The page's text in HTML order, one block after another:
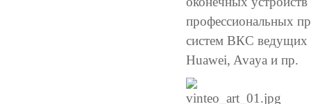
профессиональных
систем ВКС ведущих
Huawei, Avaya и пр.